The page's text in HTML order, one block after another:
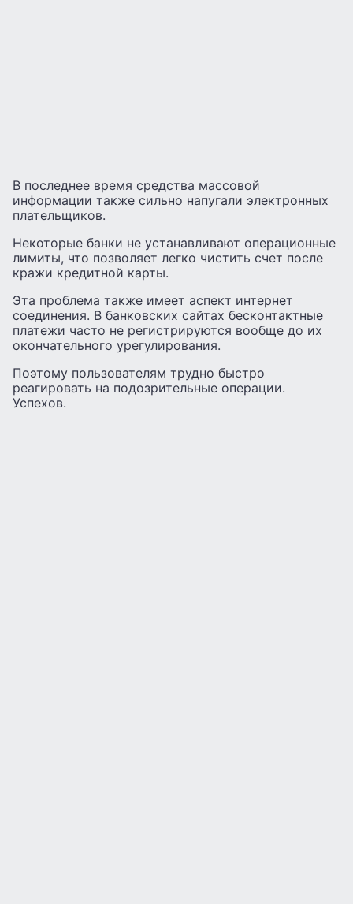
В последнее время средства массовой
информации также сильно напугали электронных
плательщиков.
Некоторые банки не устанавливают операционные
лимиты, что позволяет легко чистить счет после
кражи кредитной карты.
Эта проблема также имеет аспект интернет
соединения. В банковских сайтах бесконтактные
платежи часто не регистрируются вообще до их
окончательного урегулирования.
Поэтому пользователям трудно быстро
реагировать на подозрительные операции.
Успехов.